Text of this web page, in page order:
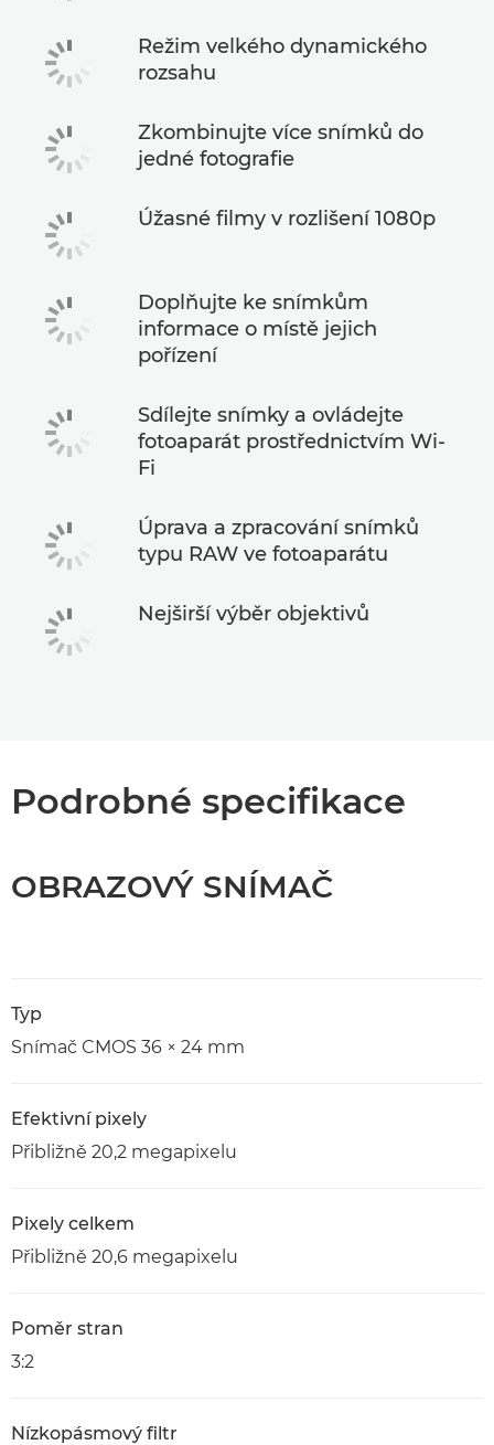
Režim velkého dynamického
rozsahu
Zkombinujte více snímků do
jedné fotografie
Úžasné filmy v rozlišení 1080p
Doplňujte ke snímkům
informace o místě jejich
pořízení
Sdílejte snímky a ovládejte
fotoaparát prostřednictvím Wi-
Fi
Úprava a zpracování snímků
typu RAW ve fotoaparátu
Nejširší výběr objektivů
Podrobné specifikace
OBRAZOVÝ SNÍMAČ
Typ
Snímač CMOS 36 × 24 mm
Efektivní pixely
Přibližně 20,2 megapixelu
Pixely celkem
Přibližně 20,6 megapixelu
Poměr stran
3:2
Nízkopásmový filtr